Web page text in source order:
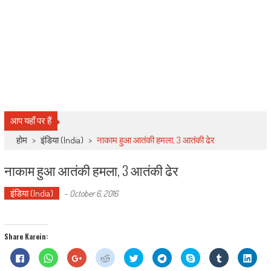
आप यहाँ पर हैं
होम > इंडिया (India) > नाकाम हुआ आतंकी हमला, 3 आतंकी ढेर
नाकाम हुआ आतंकी हमला, 3 आतंकी ढेर
इंडिया (India) - October 6, 2016
Share Karein:
Click
to
Click
to
Click
to
Click
to
Click
to
Click
to
Share
on
Click
to
Click
to